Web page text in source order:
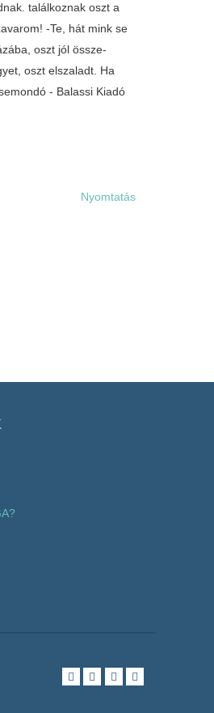
találkoznak oszt a
-Te, hát mink se
oszt jól össze-
oszt elszaladt. Ha
- Balassi Kiadó
Nyomtatás